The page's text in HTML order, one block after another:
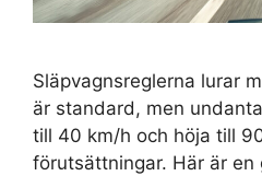
Släpvagnsreglerna lurar
är standard, men
till 40 km/h och höja till
förutsättningar. Här är en